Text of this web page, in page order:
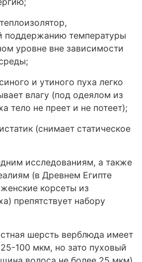
поддержанию температуры
уровне вне зависимости
и утиного пуха легко
влагу (под одеялом из
тело не преет и не потеет);
(снимает статическое
исследованиям, а также
(в Древнем Египте
корсеты из
препятствует набору
шерсть верблюда имеет
100 мкм, но зато пуховый